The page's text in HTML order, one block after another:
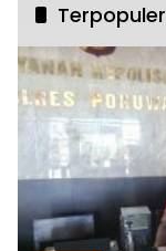
Terpopuler